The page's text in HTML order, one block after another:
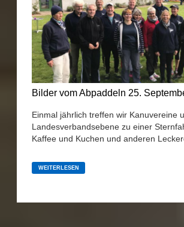
Bilder vom Abpaddeln 25.
Einmal jährlich treffen wir Kanuvereine
Landesverbandsebene zu einer
Kaffee und Kuchen und anderen
BILDER
VOM
WEITERLESEN